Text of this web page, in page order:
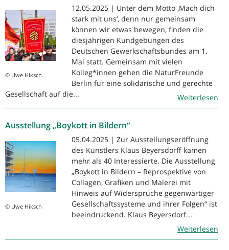
© Uwe Hiksch
12.05.2025 | Unter dem Motto ‚Mach dich
stark mit uns‘, denn nur gemeinsam
können wir etwas bewegen, finden die
diesjährigen Kundgebungen des
Deutschen Gewerkschaftsbundes am 1.
Mai statt. Gemeinsam mit vielen
Kolleg*innen gehen die NaturFreunde
Berlin für eine solidarische und gerechte
Gesellschaft auf die...
Weiterlesen
Ausstellung „Boykott in Bildern“
© Uwe Hiksch
05.04.2025 | Zur Ausstellungseröffnung
des Künstlers Klaus Beyersdorff kamen
mehr als 40 Interessierte. Die Ausstellung
„Boykott in Bildern – Reprospektive von
Collagen, Grafiken und Malerei mit
Hinweis auf Widersprüche gegenwärtiger
Gesellschaftssysteme und ihrer Folgen“ ist
beeindruckend. Klaus Beyersdorf...
Weiterlesen